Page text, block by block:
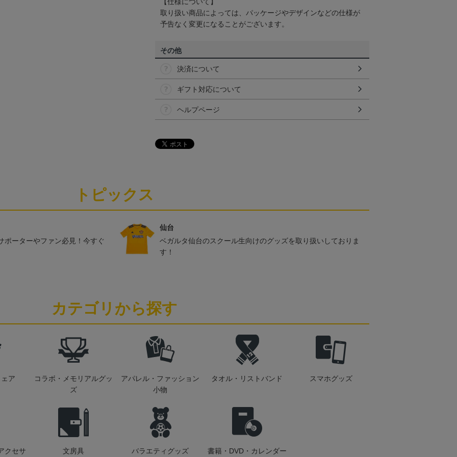
取り扱い商品によっては、パッケージやデザインなどの仕様が
予告なく変更になることがございます。
その他
決済について
ギフト対応について
ヘルプページ
トピックス
ポーターやファン必見！今すぐ
仙台
ベガルタ仙台のスクール生向けのグッズを取り扱いしておりま
す！
カテゴリから探す
ア
コラボ・メモリアルグッ
ズ
アパレル・ファッション
小物
タオル・リストバンド スマホグッズ
クセサ 文房具 バラエティグッズ 書籍・DVD・カレンダー